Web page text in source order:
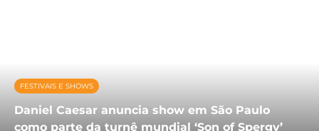
FESTIVAIS E SHOWS
Daniel Caesar anuncia show em São Paulo
como parte da turnê mundial ‘Son of Spergy’